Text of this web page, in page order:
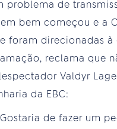
problema de
bem começou e a
foram direcionadas
reclama que
Valdyr
da EBC:
de fazer um